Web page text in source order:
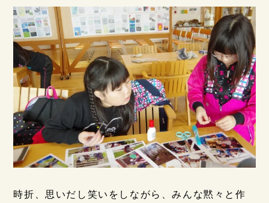
時折、思いだし笑いをしながら、みんな黙々と作